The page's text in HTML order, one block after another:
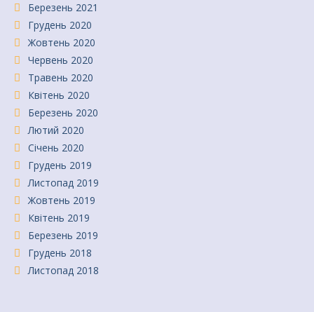
Березень 2021
Грудень 2020
Жовтень 2020
Червень 2020
Травень 2020
Квітень 2020
Березень 2020
Лютий 2020
Січень 2020
Грудень 2019
Листопад 2019
Жовтень 2019
Квітень 2019
Березень 2019
Грудень 2018
Листопад 2018